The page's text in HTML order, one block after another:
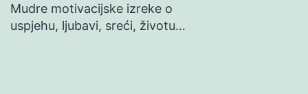
Mudre motivacijske izreke o
uspjehu, ljubavi, sreći, životu…